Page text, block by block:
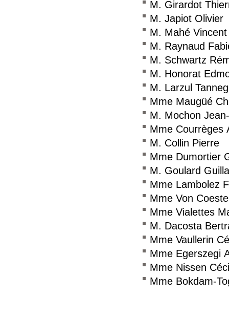
M. Girardot
M. Japiot Olivier
M. Mahé Vincent
M. Raynaud
M. Schwartz
M. Honorat
M. Larzul
Mme Maugüé
M. Mochon
Mme Courrèges
M. Collin Pierre
Mme Dumortier
M. Goulard
Mme Lambolez
Mme Von
Mme Vialettes
M. Dacosta
Mme Vaullerin
Mme Egerszegi
Mme Nissen
Mme Bokdam-